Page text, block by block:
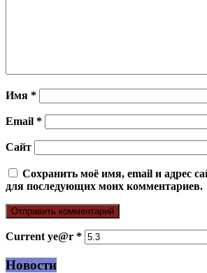
Имя *
Email *
Сайт
Сохранить моё имя, email и адрес
для последующих моих комментариев.
Current ye@r *
Новости